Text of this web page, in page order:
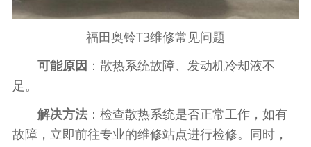
福田奥铃T3维修常见问题
可能原因 ：散热系统故障、发动机冷却液不
足。
解决方法：检查散热系统是否正常工作，如有
故障，立即前往专业的维修站点进行检修。同时，